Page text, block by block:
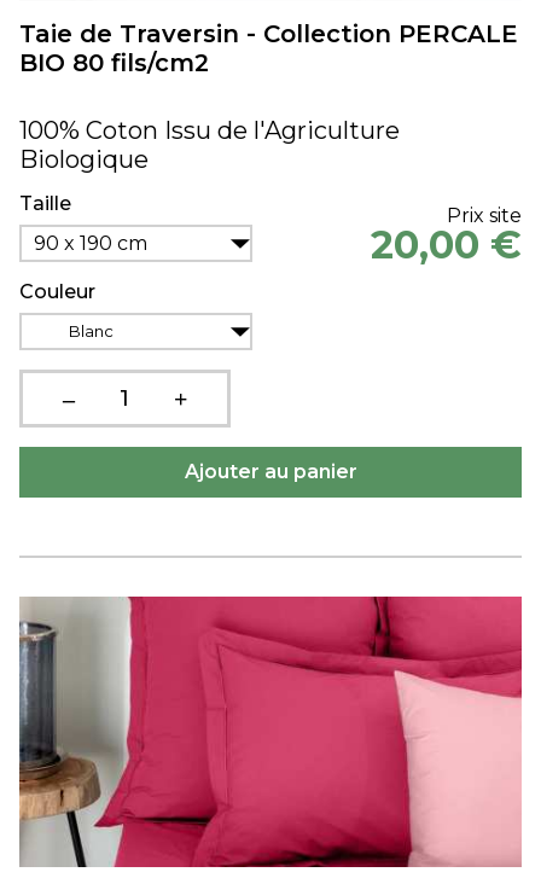
Taie de Traversin - Collection PERCALE
BIO 80 fils/cm2
100% Coton Issu de l'Agriculture
Biologique
Taille
90 x 190 cm
Couleur
Blanc
Prix site
20,00 €